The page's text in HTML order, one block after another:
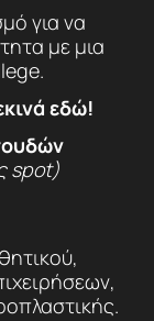
για να
με μια
εδώ!
spot)